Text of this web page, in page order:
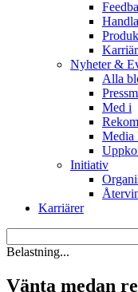
Karriär
Nyheter &
Alla
Med i
Media
Initiativ
Karriärer
Belastning...
Vänta medan